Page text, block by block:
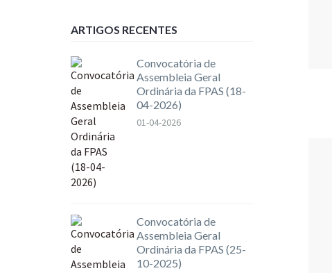
ARTIGOS RECENTES
Convocatória de
Assembleia Geral
Ordinária da FPAS (18-
04-2026)
01-04-2026
Convocatória de
Assembleia Geral
Ordinária da FPAS (25-
10-2025)